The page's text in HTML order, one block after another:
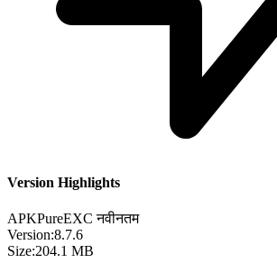
Version Highlights
APKPureEXC नवीनतम
Version:8.7.6
Size:204.1 MB